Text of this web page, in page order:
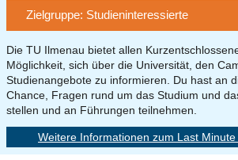
Zielgruppe: Studieninteressierte
Die TU Ilmenau bietet allen
Möglichkeit, sich über die Universität, den
Studienangebote zu informieren. Du hast an
Chance, Fragen rund um das Studium und
stellen und an Führungen teilnehmen.
Weitere Informationen zum Last Minute